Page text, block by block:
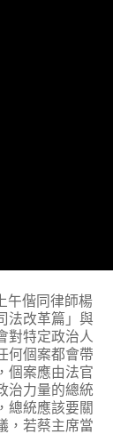
午偕同律師楊
法改革篇」與
對特定政治人
何個案都會帶
個案應由法官
治力量的總統
總統應該要關
，若蔡主席當